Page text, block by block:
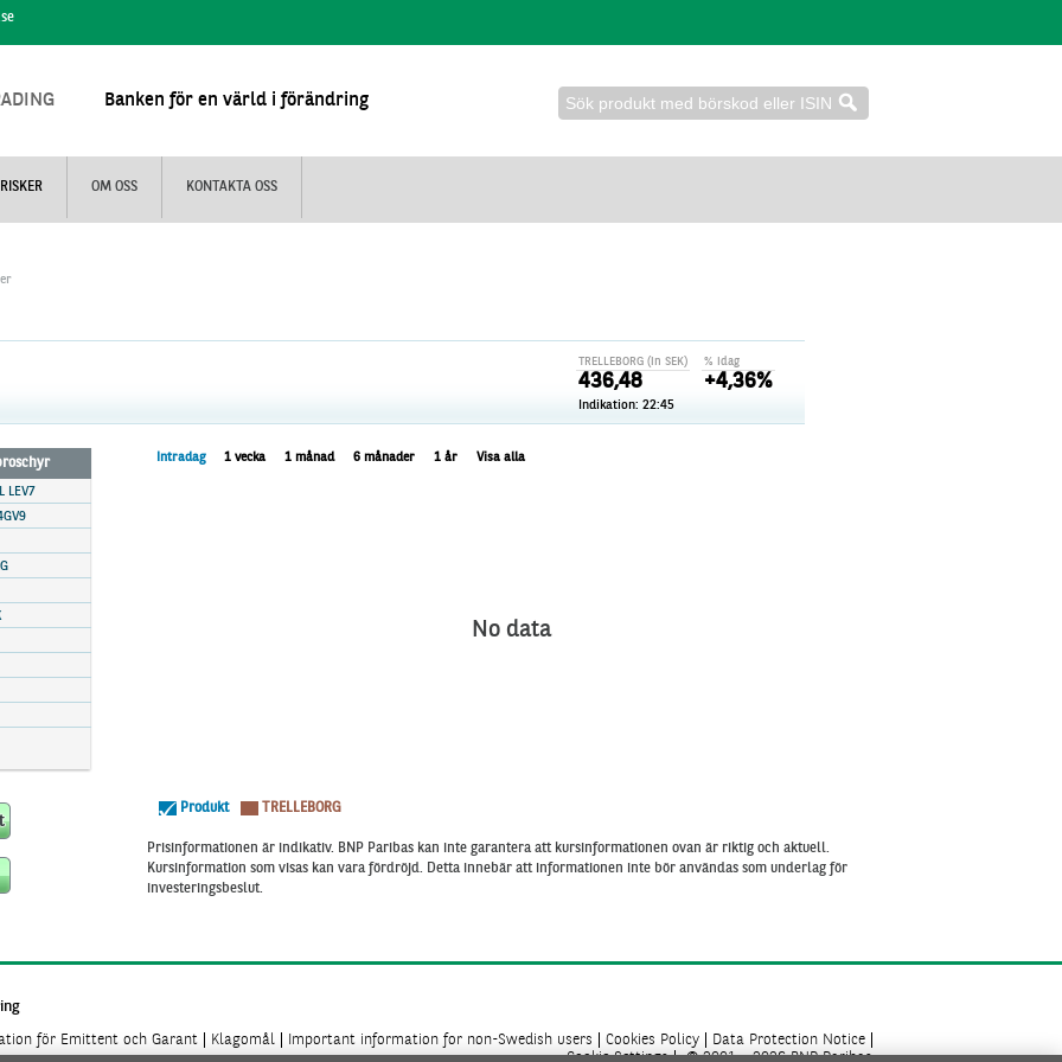
Banken för en värld i förändring
RISKER OM OSS KONTAKTA OSS
% idag
+4,36%
TRELLEBORG (in SEK)
436,48
Indikation: 22:45
LEV7
Intradag 1 vecka 1 månad 6 månader 1 år Visa alla
No data
Produkt TRELLEBORG
Prisinformationen är indikativ. BNP Paribas kan inte garantera att kursinformationen ovan är riktig och aktuell.
Kursinformation som visas kan vara fördröjd. Detta innebär att informationen inte bör användas som underlag för
investeringsbeslut.
för Emittent och Garant Klagomål Important information for non-Swedish users Cookies Policy
Data Protection Notice
Cookie Settings
© 2001 - 2026 BNP Paribas